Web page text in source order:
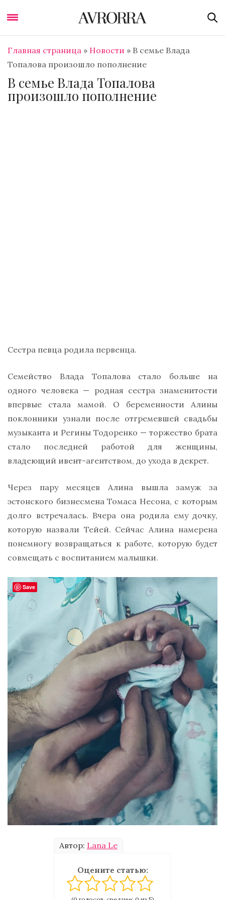
Главная страница » Новости » В семье Влада
Топалова произошло пополнение
В семье Влада Топалова
произошло пополнение
Сестра певца родила первенца.
Семейство Влада Топалова стало больше на
одного человека — родная сестра знаменитости
впервые стала мамой. О беременности Алины
поклонники узнали после отгремевшей свадьбы
музыканта и Регины Тодоренко — торжество брата
стало последней работой для женщины,
владеющий ивент-агентством, до ухода в декрет.
Через пару месяцев Алина вышла замуж за
эстонского бизнесмена Томаса Несона, с которым
долго встречалась. Вчера она родила ему дочку,
которую назвали Тейей. Сейчас Алина намерена
понемногу возвращаться к работе, которую будет
совмещать с воспитанием малышки.
Автор: Lana Le
Оцените статью:
Save